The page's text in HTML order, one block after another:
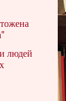
людей